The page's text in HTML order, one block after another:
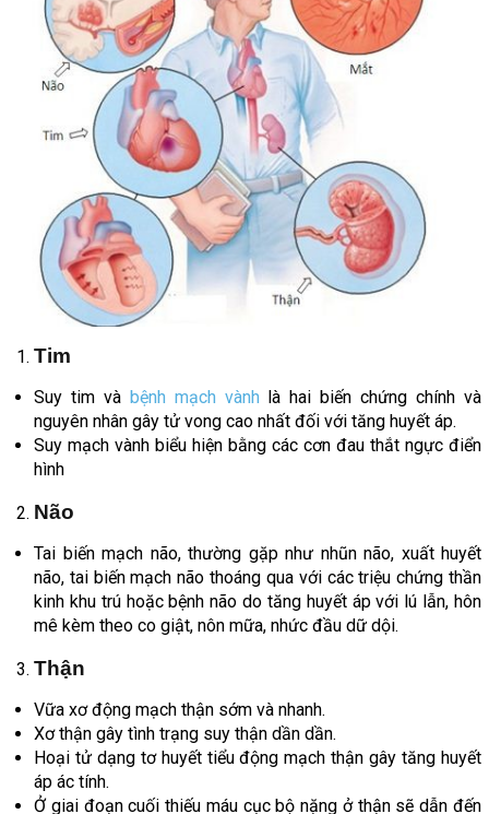
Tim
Suy tim và bệnh mạch vành là hai biến chứng chính và
nguyên nhân gây tử vong cao nhất đối với tăng huyết áp.
Suy mạch vành biểu hiện bằng các cơn đau thắt ngực điển
hình
Não
Tai biến mạch não, thường gặp như nhũn não, xuất huyết
não, tai biến mạch não thoáng qua với các triệu chứng thần
kinh khu trú hoặc bệnh não do tăng huyết áp với lú lẫn, hôn
mê kèm theo co giật, nôn mữa, nhức đầu dữ dội.
Thận
Vữa xơ động mạch thận sớm và nhanh.
Xơ thận gây tình trạng suy thận dần dần.
Hoại tử dạng tơ huyết tiểu động mạch thận gây tăng huyết
áp ác tính.
Ở giai đoạn cuối thiếu máu cục bộ nặng ở thận sẽ dẫn đến